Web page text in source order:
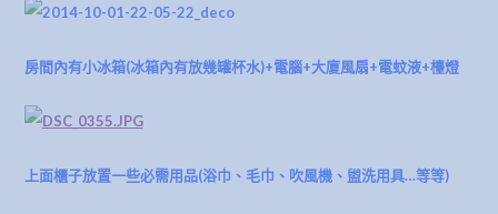
房間內有小冰箱(冰箱內有放幾罐杯水)+電腦+大廈風扇+電蚊液+檯燈
上面櫃子放置一些必需用品(浴巾、毛巾、吹風機、盥洗用具…等等)